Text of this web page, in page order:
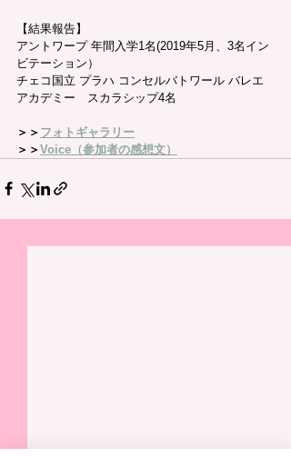
​【結果報告】
アントワープ 年間入学1名(2019年5月、3名イン
ビテーション）
チェコ国立 プラハ コンセルバトワール バレエ
アカデミー　スカラシップ4名
＞＞ フォトギャラリー
＞＞ Voice（参加者の感想文）